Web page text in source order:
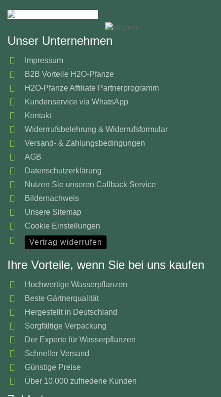
Unser Unternehmen
Impressum
B2B Vorteile H2O-Pfanze
H2O-Pfanze Affiliate Partnerprogramm
Kundenservice via WhatsApp
Kontakt
Widerrrufsbelehrung & Widerrufsformular
Versand- & Zahlungsbedingungen
AGB
Datenschutzerklärung
Nutzen Sie unseren Callback Service
Bildernachweis
Unsere Sitemap
Cookie Einstellungen
Vertrag widerrufen
Ihre Vorteile, wenn Sie bei uns kaufen
Hochwertige Wasserpflanzen
Beste Gärtnerqualität
Hergestellt in Deutschland
Sorgfältige Verpackung
Der Experte für Wasserpflanzen
Schneller Versand
Günstige Preise
Über 10.000 zufriedene Kunden